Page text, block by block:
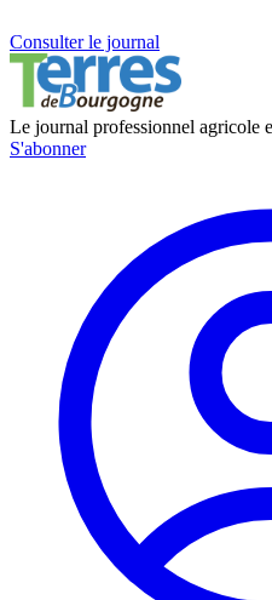
Consulter le journal
Le journal professionnel agricole
S'abonner